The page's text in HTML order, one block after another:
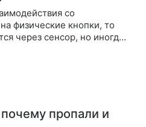
со
физические кнопки, то
через сенсор, но иногда
пропали и